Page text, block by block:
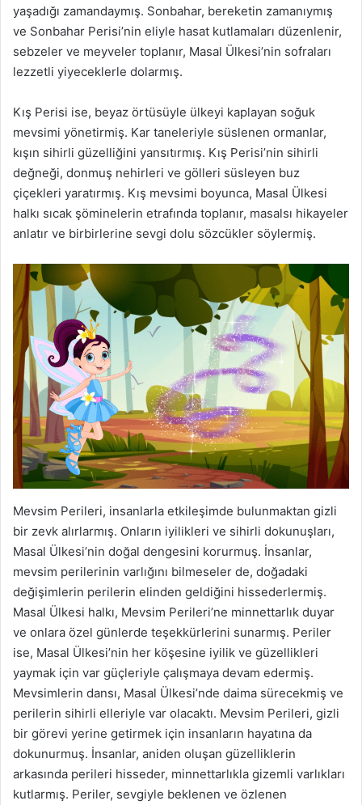
yaşadığı zamandaymış. Sonbahar, bereketin zamanıymış
ve Sonbahar Perisi’nin eliyle hasat kutlamaları düzenlenir,
sebzeler ve meyveler toplanır, Masal Ülkesi’nin sofraları
lezzetli yiyeceklerle dolarmış.
Kış Perisi ise, beyaz örtüsüyle ülkeyi kaplayan soğuk
mevsimi yönetirmiş. Kar taneleriyle süslenen ormanlar,
kışın sihirli güzelliğini yansıtırmış. Kış Perisi’nin sihirli
değneği, donmuş nehirleri ve gölleri süsleyen buz
çiçekleri yaratırmış. Kış mevsimi boyunca, Masal Ülkesi
halkı sıcak şöminelerin etrafında toplanır, masalsı hikayeler
anlatır ve birbirlerine sevgi dolu sözcükler söylermiş.
Mevsim Perileri, insanlarla etkileşimde bulunmaktan gizli
bir zevk alırlarmış. Onların iyilikleri ve sihirli dokunuşları,
Masal Ülkesi’nin doğal dengesini korurmuş. İnsanlar,
mevsim perilerinin varlığını bilmeseler de, doğadaki
değişimlerin perilerin elinden geldiğini hissederlermiş.
Masal Ülkesi halkı, Mevsim Perileri’ne minnettarlık duyar
ve onlara özel günlerde teşekkürlerini sunarmış. Periler
ise, Masal Ülkesi’nin her köşesine iyilik ve güzellikleri
yaymak için var güçleriyle çalışmaya devam edermiş.
Mevsimlerin dansı, Masal Ülkesi’nde daima sürecekmiş ve
perilerin sihirli elleriyle var olacaktı. Mevsim Perileri, gizli
bir görevi yerine getirmek için insanların hayatına da
dokunurmuş. İnsanlar, aniden oluşan güzelliklerin
arkasında perileri hisseder, minnettarlıkla gizemli varlıkları
kutlarmış. Periler, sevgiyle beklenen ve özlenen